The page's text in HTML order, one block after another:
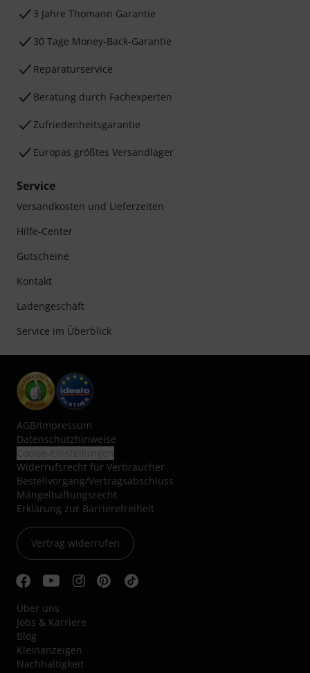
3 Jahre Thomann Garantie
30 Tage Money-Back-Garantie
Reparaturservice
Beratung durch Fachexperten
Zufriedenheitsgarantie
Europas größtes Versandlager
Service
Versandkosten und Lieferzeiten
Hilfe-Center
Gutscheine
Kontakt
Ladengeschäft
Service im Überblick
AGB/Impressum
Datenschutzhinweise
Widerrufsrecht für Verbraucher
Bestellvorgang/Vertragsabschluss
Mängelhaftungsrecht
Erklärung zur Barrierefreiheit
Vertrag widerrufen
Über uns
Jobs & Karriere
Blog
Kleinanzeigen
Nachhaltigkeit